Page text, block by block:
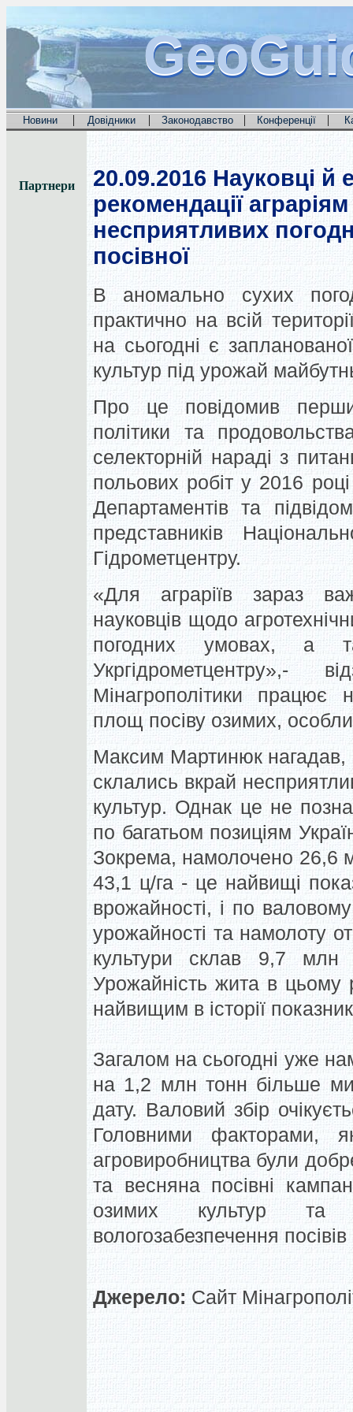
Новини | Довідники | Законодавство | Конференції |
Партнери 20.09.2016 Науковці й
рекомендації
несприятливих
посівної
В аномально сухих
практично на всій
на сьогодні є
культур під урожай
Про це повідомив
політики та
селекторній нараді з
польових робіт у 2016
Департаментів та
представників
Гідрометцентру.
«Для аграріїв зараз
науковців щодо
погодних умовах, а
Мінагрополітики
площ посіву озимих,
Максим Мартинюк
склались вкрай
культур. Однак це не
по багатьом позиціям
Зокрема, намолочено 26,6
43,1 ц/га - це найвищі
врожайності, і по
урожайності та намолоту
культури склав 9,7 млн
Урожайність жита в
найвищим в історії
Загалом на сьогодні уже
на 1,2 млн тонн більше
дату. Валовий збір
Головними факторами,
агровиробництва були
та весняна посівні
озимих культур та
вологозабезпечення посівів
Джерело: Сайт